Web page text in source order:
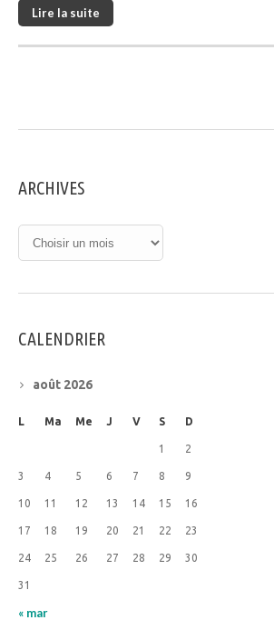
Lire la suite
ARCHIVES
CALENDRIER
août 2026
L Ma Me J V S D
« mar
1 2
3 4 5 6 7 8 9
10 11 12 13 14 15 16
17 18 19 20 21 22 23
24 25 26 27 28 29 30
31